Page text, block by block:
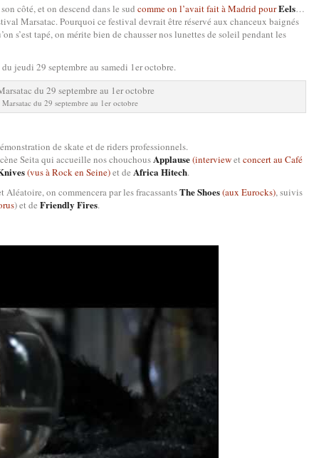
côté, et on descend dans le sud comme on l’avait fait à Madrid pourEels…
Marsatac. Pourquoi ce festival devrait être réservé aux chanceux baignés
s’est tapé, on mérite bien de chausser nos lunettes de soleil pendant les
jeudi 29 septembre au samedi 1er octobre.
Marsatac du 29 septembre au 1er octobre
de skate et de riders professionnels.
Seita qui accueille nos chouchousApplause(interviewet concert au Café
(vus à Rock en Seine)et de Africa Hitech.
Aléatoire, on commencera par les fracassantsThe Shoes(aux Eurocks), suivis
) et de Friendly Fires.